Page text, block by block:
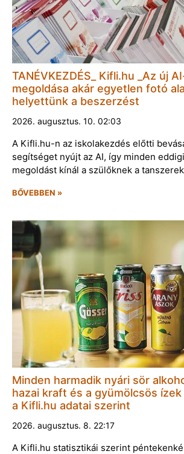
TANÉVKEZDÉS_ Kifli.hu _Az új
megoldása akár egyetlen fotó
helyettünk a beszerzést
2026. augusztus. 10. 02:03
A Kifli.hu-n az iskolakezdés előtti
segítséget nyújt az AI, így minden
megoldást kínál a szülőknek a
BŐVEBBEN »
Minden harmadik nyári sör
hazai kraft és a gyümölcsös
a Kifli.hu adatai szerint
2026. augusztus. 8. 22:17
A Kifli.hu statisztikái szerint